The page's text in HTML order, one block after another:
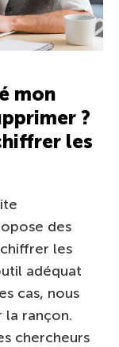
mon
?
les
des
les
adéquat
cas, nous
la rançon.
chercheurs